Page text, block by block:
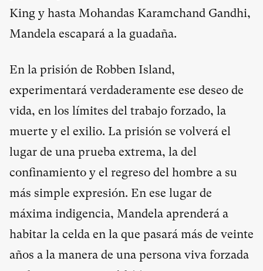
King y hasta Mohandas Karamchand Gandhi,
Mandela escapará a la guadaña.
En la prisión de Robben Island,
experimentará verdaderamente ese deseo de
vida, en los límites del trabajo forzado, la
muerte y el exilio. La prisión se volverá el
lugar de una prueba extrema, la del
confinamiento y el regreso del hombre a su
más simple expresión. En ese lugar de
máxima indigencia, Mandela aprenderá a
habitar la celda en la que pasará más de veinte
años a la manera de una persona viva forzada